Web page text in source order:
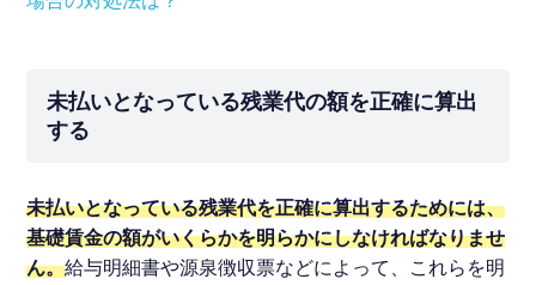
未払いとなっている残業代の額を正確に算出
する
未払いとなっている残業代を正確に算出するためには、
基礎賃金の額がいくらかを明らかにしなければなりませ
ん。給与明細書や源泉徴収票などによって、これらを明